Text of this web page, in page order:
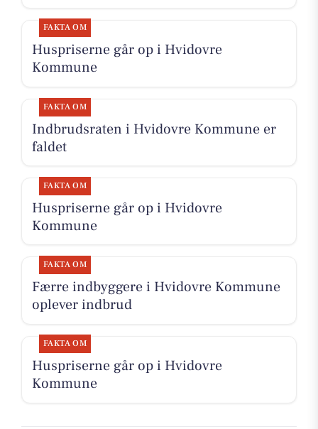
FAKTA OM
Huspriserne går op i Hvidovre
Kommune
FAKTA OM
Indbrudsraten i Hvidovre Kommune er
faldet
FAKTA OM
Huspriserne går op i Hvidovre
Kommune
FAKTA OM
Færre indbyggere i Hvidovre Kommune
oplever indbrud
FAKTA OM
Huspriserne går op i Hvidovre
Kommune